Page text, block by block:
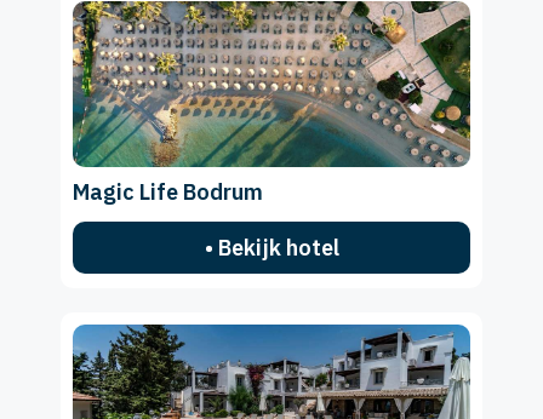
Magic Life Bodrum
• Bekijk hotel